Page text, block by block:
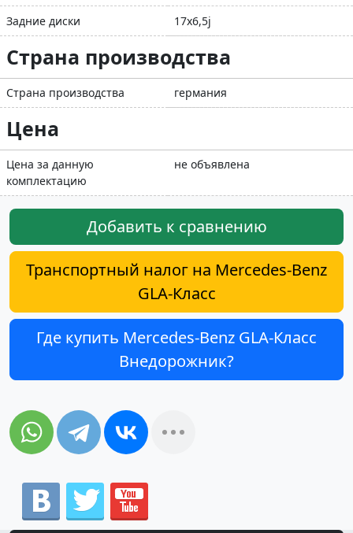
Задние диски
17x6,5j
Страна производства
Страна производства германия
Цена
Цена за данную
комплектацию
не объявлена
Добавить к сравнению
Транспортный налог на Mercedes-Benz
GLA-Класс
Где купить Mercedes-Benz GLA-Класс
Внедорожник?